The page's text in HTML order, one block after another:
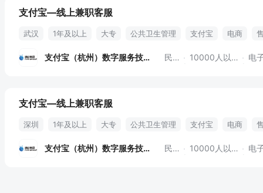
支付宝—线上兼职客服
武汉 1年及以上 大专 公共卫生管理 支付宝 电商
支付宝（杭州）数字服务技术 民营 10000人以上 电
支付宝—线上兼职客服
深圳 1年及以上 大专 公共卫生管理 支付宝 电商
支付宝（杭州）数字服务技术 民营 10000人以上 电